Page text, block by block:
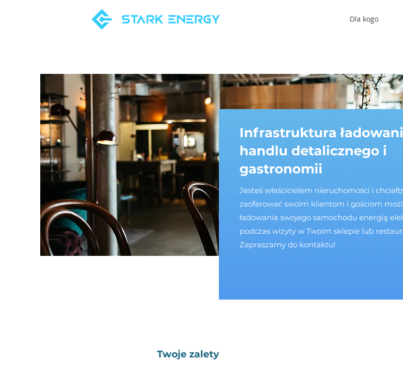
Dla kogo
Infrastruktura
handlu detalicznego i
gastronomii
Jesteś właścicielem nieruchomości i
zaoferować swoim klientom i gościom
ładowania swojego samochodu energią
podczas wizyty w Twoim sklepie lub
Zapraszamy do kontaktu!
Twoje zalety